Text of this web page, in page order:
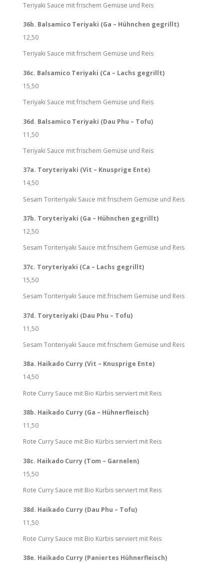
Teriyaki Sauce mit frischem Gemüse und Reis
36b. Balsamico Teriyaki (Ga – Hühnchen gegrillt)
12,50
Teriyaki Sauce mit frischem Gemüse und Reis
36c. Balsamico Teriyaki (Ca – Lachs gegrillt)
15,50
Teriyaki Sauce mit frischem Gemüse und Reis
36d. Balsamico Teriyaki (Dau Phu – Tofu)
11,50
Teriyaki Sauce mit frischem Gemüse und Reis
37a. Toryteriyaki (Vit – Knusprige Ente)
14,50
Sesam Toriteriyaki Sauce mit frischem Gemüse und Reis
37b. Toryteriyaki (Ga – Hühnchen gegrillt)
12,50
Sesam Toriteriyaki Sauce mit frischem Gemüse und Reis
37c. Toryteriyaki (Ca – Lachs gegrillt)
15,50
Sesam Toriteriyaki Sauce mit frischem Gemüse und Reis
37d. Toryteriyaki (Dau Phu – Tofu)
11,50
Sesam Toriteriyaki Sauce mit frischem Gemüse und Reis
38a. Haikado Curry (Vit – Knusprige Ente)
14,50
Rote Curry Sauce mit Bio Kürbis serviert mit Reis
38b. Haikado Curry (Ga – Hühnerfleisch)
11,50
Rote Curry Sauce mit Bio Kürbis serviert mit Reis
38c. Haikado Curry (Tom – Garnelen)
15,50
Rote Curry Sauce mit Bio Kürbis serviert mit Reis
38d. Haikado Curry (Dau Phu – Tofu)
11,50
Rote Curry Sauce mit Bio Kürbis serviert mit Reis
38e. Haikado Curry (Paniertes Hühnerfleisch)